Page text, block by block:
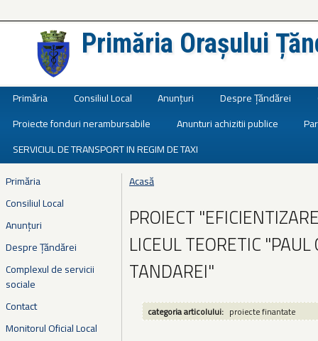
Primăria Orașului
Primăria Consiliul Local Anunțuri Despre Țăndărei
Proiecte fonduri nerambursabile
Anunturi achizitii publice
SERVICIUL DE TRANSPORT IN REGIM DE TAXI
Primăria
Consiliul Local
Anunțuri
Despre Țăndărei
Complexul de servicii
sociale
Contact
Monitorul Oficial Local
Eşti aici
Acasă
PROIECT
LICEUL TEORETIC "PAUL
TANDAREI"
categoria articolului: proiecte finantate